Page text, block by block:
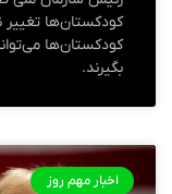
کودکستان‌ها تغییر
بگیرند.
اخبار مهم روز